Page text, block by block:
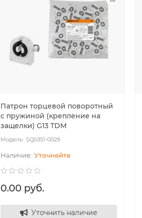
Патрон торцевой поворотный
с пружиной (крепление на
защелки) G13 TDM
SQ0351-0029
Уточняйте
0.00 руб.
Уточнить наличие